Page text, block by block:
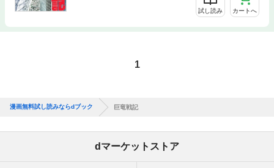
試し読み カートへ
1
漫画無料試し読みならdブック 巨竜戦記
dマーケットストア